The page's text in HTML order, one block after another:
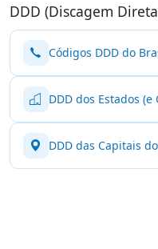
DDD (Discagem
Códigos DDD do
DDD dos Estados (e
DDD das Capitais